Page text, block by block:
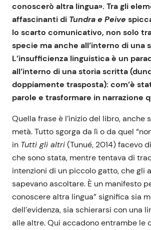
conoscerò altra lingua». Tra gli
affascinanti di Tundra e Peive
lo scarto comunicativo, non solo
specie ma anche all’interno di una
L’insufficienza linguistica è un
all’interno di una storia scritta
doppiamente trasposta): com’è
parole e trasformare in narrazione
Quella frase è l’inizio del libro, anche
metà. Tutto sgorga da lì o da quel
in Tutti gli altri(Tunué, 2014) facevo
che sono stata, mentre tentava di
intenzioni di un piccolo gatto, che gli
sapevano ascoltare. È un manifesto
conoscere altra lingua” significa sia
dell’evidenza, sia schierarsi con una
alle altre. Qui accadono entrambe le